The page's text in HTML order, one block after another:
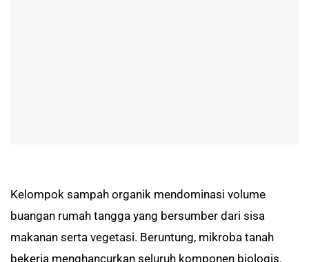
Kelompok sampah organik mendominasi volume
buangan rumah tangga yang bersumber dari sisa
makanan serta vegetasi. Beruntung, mikroba tanah
bekerja menghancurkan seluruh komponen biologis.